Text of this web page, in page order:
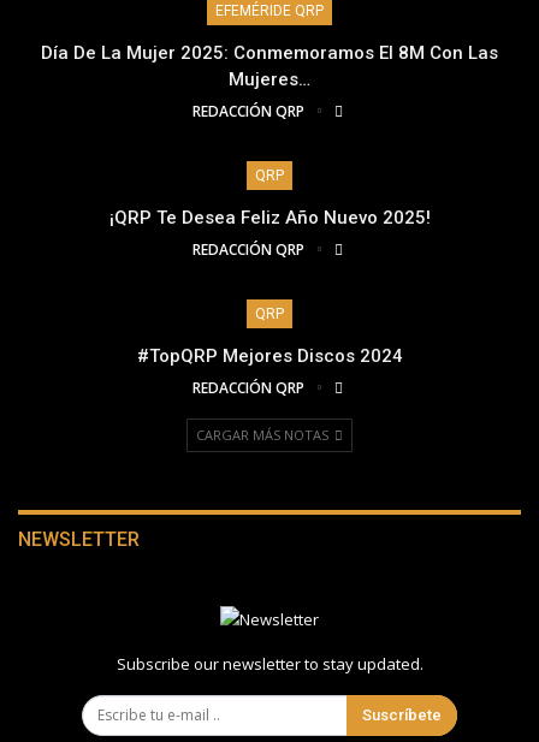
EFEMÉRIDE QRP
Día De La Mujer 2025: Conmemoramos El 8M Con Las
Mujeres…
REDACCIÓN QRP
QRP
¡QRP Te Desea Feliz Año Nuevo 2025!
REDACCIÓN QRP
QRP
#TopQRP Mejores Discos 2024
REDACCIÓN QRP
CARGAR MÁS NOTAS
NEWSLETTER
Subscribe our newsletter to stay updated.
Suscríbete